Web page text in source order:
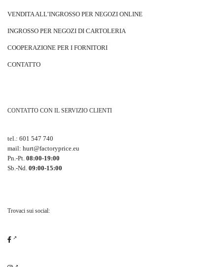
VENDITA ALL’INGROSSO PER NEGOZI ONLINE
INGROSSO PER NEGOZI DI CARTOLERIA
COOPERAZIONE PER I FORNITORI
CONTATTO
CONTATTO CON IL SERVIZIO CLIENTI
tel.: 601 547 740
mail: hurt@factoryprice.eu
Pn.-Pt. 08:00-19:00
Sb.-Nd. 09:00-15:00
Trovaci sui social: